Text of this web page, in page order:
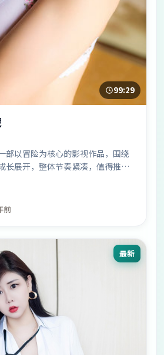
99:29
部以冒险为核心的影视作品，围绕
长展开，整体节奏紧凑，值得推荐
前
最新